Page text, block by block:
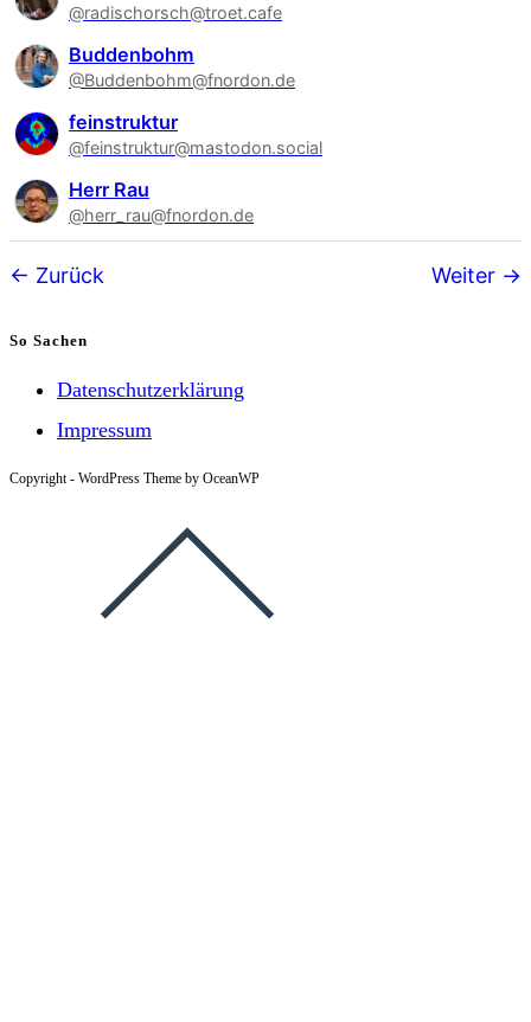
@radischorsch@troet.cafe
Buddenbohm
@Buddenbohm@fnordon.de
feinstruktur
@feinstruktur@mastodon.social
Herr Rau
@herr_rau@fnordon.de
Follower-
Zurück Weiter
So Sachen
Datenschutzerklärung
Impressum
Copyright - WordPress Theme by OceanWP